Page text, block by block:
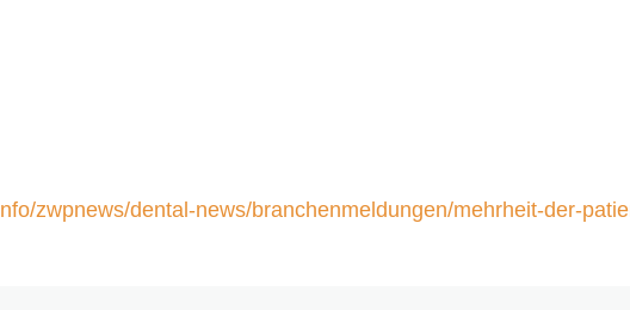
zwpnews/dental-news/branchenmeldungen/mehrheit-der-